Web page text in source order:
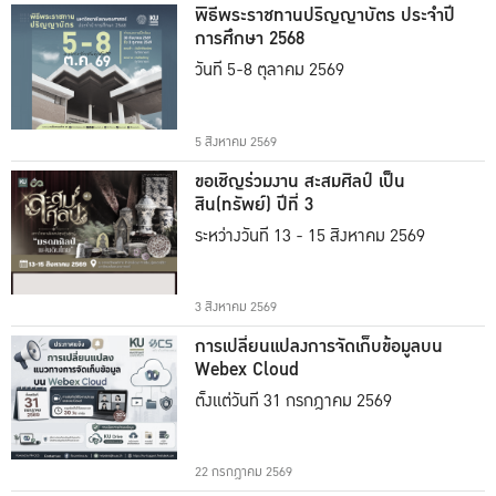
พิธีพระราชทานปริญญาบัตร ประจำปี
การศึกษา 2568
วันที่ 5-8 ตุลาคม 2569
5 สิงหาคม 2569
ขอเชิญร่วมงาน สะสมศิลป์ เป็น
สิน(ทรัพย์) ปีที่ 3
ระหว่างวันที่ 13 - 15 สิงหาคม 2569
3 สิงหาคม 2569
การเปลี่ยนแปลงการจัดเก็บข้อมูลบน
Webex Cloud
ตั้งแต่วันที่ 31 กรกฎาคม 2569
22 กรกฎาคม 2569